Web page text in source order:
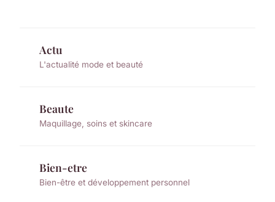
Actu
L'actualité mode et beauté
Beaute
Maquillage, soins et skincare
Bien-etre
Bien-être et développement personnel